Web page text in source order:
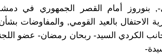
, بنوروز أمام القصر الجمهوري في
الاحتفال بالعيد القومي, والمفاوضات
الكردي السيد- ربحان رمضان- عضو